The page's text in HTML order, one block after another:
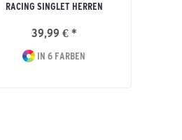
RACING SINGLET HERREN
39,99 € *
IN 6 FARBEN